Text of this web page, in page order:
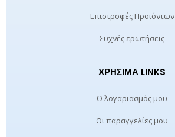
Επιστροφές Προϊόντων
Συχνές ερωτήσεις
ΧΡΉΣΙΜΑ LINKS
Ο λογαριασμός μου
Οι παραγγελίες μου